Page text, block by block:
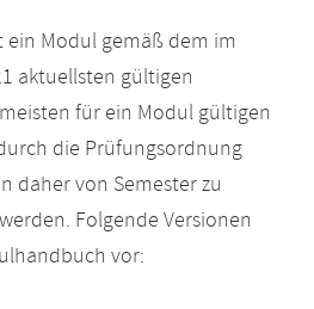
ein Modul gemäß dem im
aktuellsten gültigen
für ein Modul gültigen
die Prüfungsordnung
daher von Semester zu
Folgende Versionen
vor: